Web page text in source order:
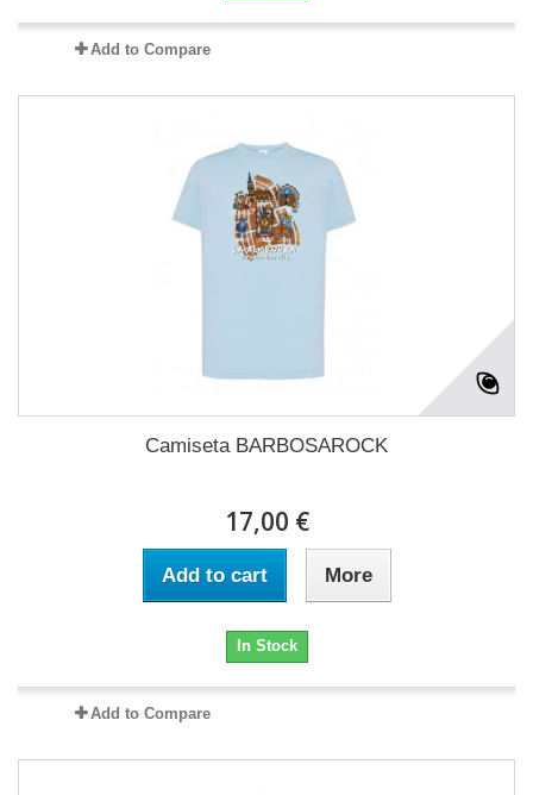
Add to Compare
Camiseta BARBOSAROCK
17,00 €
Add to cart More
In Stock
Add to Compare